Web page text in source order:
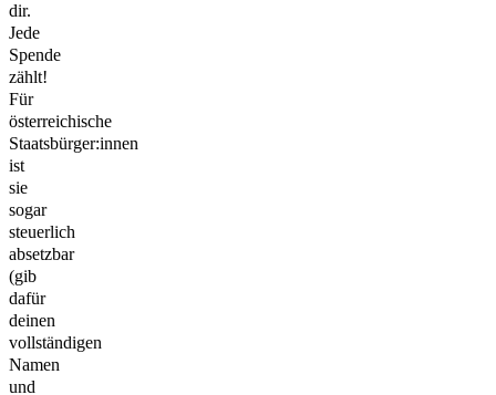
dir.
Jede
Spende
zählt!
Für
österreichische
Staatsbürger:innen
ist
sie
sogar
steuerlich
absetzbar
(gib
dafür
deinen
vollständigen
Namen
und